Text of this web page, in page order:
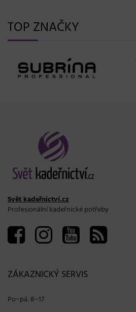
TOP ZNAČKY
Svět kadeřnictví.cz
Profesionální kadeřnické potřeby
ZÁKAZNICKÝ SERVIS
Po−pá: 8−17